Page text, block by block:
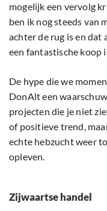
mogelijk een vervolg
ben ik nog steeds van
achter de rug is en dat
een fantastische koop
De hype die we
DonAlt een
projecten die je niet
of positieve trend,
echte hebzucht weer
opleven.
Zijwaartse handel